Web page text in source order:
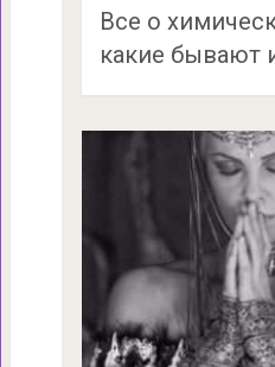
Все о
какие бывают